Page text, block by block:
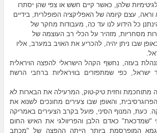
שלהן, כאשר קיים חשש או צפי שהן יסתרו
וראה, עצם קיומה של האפליקציה הפופלרית, בידיים
כל הידוע לנו עד כה, מעבודות מחקר של
מסחריות, מזהיר על הכלי רב העוצמה של
שבו ניתן יהיה, להכריע את האויב במערב, אליו
בעזה, נחשף הקהל הישראלי להפצה הויראלית
ישראל, כפי שמתפזרים בוויראליות ברחבי הרשת
מתוחכמת וחזית טיק-טוק, המרעילה את הבארות לא
והאופן שבו צעירים מחונכים לשנוא את
כעת, המנוף הסיני, פועל בקרב הצעירים באמריקה
כאדם הלבן והפריוולגי את האיש החום
המופרסמת ביותר הייתה ההפצה של "מכתב